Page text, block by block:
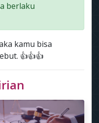
berlaku
kamu bisa
👍👍👍